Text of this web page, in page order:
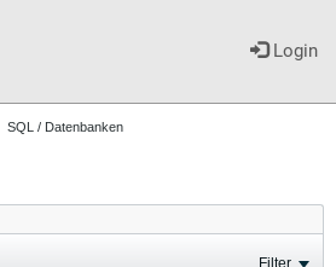
Login
SQL / Datenbanken
Filter